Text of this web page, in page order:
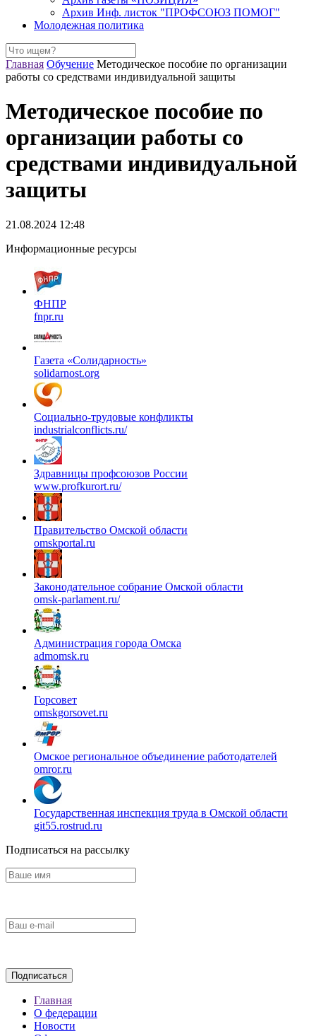
Архив Инф. листок "ПРОФСОЮЗ ПОМОГ"
Молодежная политика
Главная Обучение Методическое пособие по организации
работы со средствами индивидуальной защиты
Методическое пособие по
организации работы со
средствами индивидуальной
защиты
21.08.2024 12:48
Информационные ресурсы
ФНПР
fnpr.ru
Газета «Солидарность»
solidarnost.org
Социально-трудовые конфликты
industrialconflicts.ru/
Здравницы профсоюзов России
www.profkurort.ru/
Правительство Омской области
omskportal.ru
Законодательное собрание Омской области
omsk-parlament.ru/
Администрация города Омска
admomsk.ru
Горсовет
omskgorsovet.ru
Омское региональное объединение работодателей
omror.ru
Государственная инспекция труда в Омской области
git55.rostrud.ru
Подписаться на рассылку
Главная
О федерации
Новости